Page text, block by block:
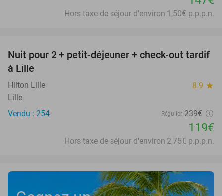
Hors taxe de séjour d'environ 1,50€ p.p.p.n.
50%
Nuit pour 2 + petit-déjeuner + check-out tardif
à Lille
Hilton Lille 8.9 star
Lille
Vendu : 254
Régulier 239€
119€
Hors taxe de séjour d'environ 2,75€ p.p.p.n.